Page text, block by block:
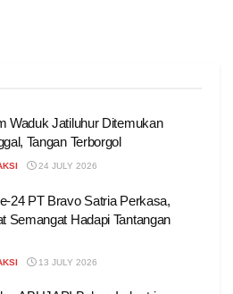
Waduk Jatiluhur Ditemukan
Tangan Terborgol
24 JULY 2026
24 PT Bravo Satria Perkasa,
Semangat Hadapi Tantangan
13 JULY 2026